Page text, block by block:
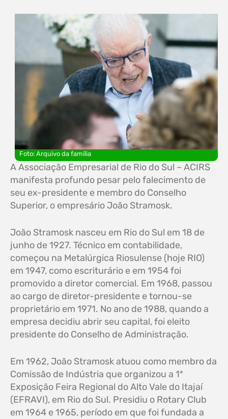
Foto: Arquivo da família
A Associação Empresarial de Rio do Sul – ACIRS
manifesta profundo pesar pelo falecimento de
seu ex-presidente e membro do Conselho
Superior, o empresário João Stramosk.
João Stramosk nasceu em Rio do Sul em 18 de
junho de 1927. Técnico em contabilidade,
começou na Metalúrgica Riosulense (hoje RIO)
em 1947, como escriturário e em 1954 foi
promovido a diretor comercial. Em 1968, passou
ao cargo de diretor-presidente e tornou-se
proprietário em 1971. No ano de 1988, quando a
empresa decidiu abrir seu capital, foi eleito
presidente do Conselho de Administração.
Em 1962, João Stramosk atuou como membro da
Comissão de Indústria que organizou a 1ª
Exposição Feira Regional do Alto Vale do Itajaí
(EFRAVI), em Rio do Sul. Presidiu o Rotary Club
em 1964 e 1965, período em que foi fundada a